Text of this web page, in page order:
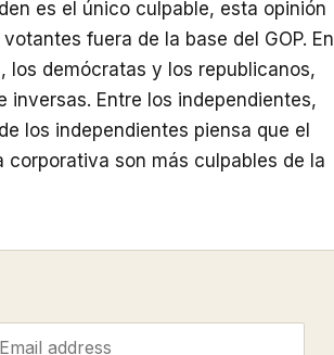
es el único culpable, esta opinión
fuera de la base del GOP. En
demócratas y los republicanos,
Entre los independientes,
los independientes piensa que el
corporativa son más culpables de la